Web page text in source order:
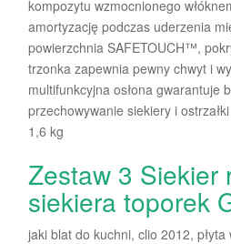
kompozytu wzmocnionego
amortyzację podczas uderzenia
powierzchnia SAFETOUCH™,
trzonka zapewnia pewny chwyt i
multifunkcyjna osłona gwarantuje
przechowywanie siekiery i
1,6 kg
Zestaw 3 Siekier
siekiera toporek
jaki blat do kuchni, clio 2012,